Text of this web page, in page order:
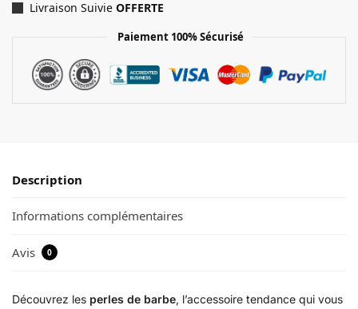
Livraison Suivie OFFERTE
Paiement 100% Sécurisé
Description
Informations complémentaires
Avis 0
Découvrez les perles de barbe, l’accessoire tendance qui vous